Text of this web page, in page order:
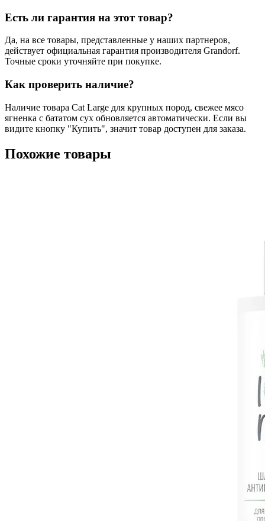
Есть ли гарантия на этот товар?
Да, на все товары, представленные у наших партнеров,
действует официальная гарантия производителя Grandorf.
Точные сроки уточняйте при покупке.
Как проверить наличие?
Наличие товара Cat Large для крупных пород, свежее мясо
ягненка с бататом сух обновляется автоматически. Если вы
видите кнопку "Купить", значит товар доступен для заказа.
Похожие товары